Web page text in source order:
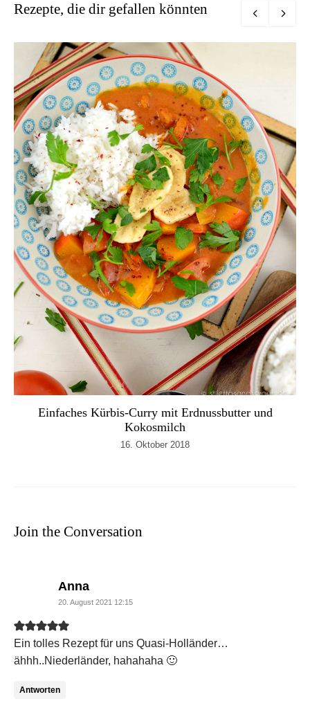
Rezepte, die dir gefallen könnten
Einfaches Kürbis-Curry mit Erdnussbutter und
Kokosmilch
16. Oktober 2018
Join the Conversation
Annasays:
20. August 2021 12:15
Ein tolles Rezept für uns Quasi-Holländer…
ähhh..Niederländer, hahahaha 🙂
Antworten